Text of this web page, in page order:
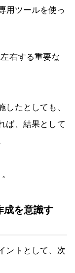
用ツールを使っ
右する重要な
したとしても、
ば、結果として
成を意識す
ントとして、次